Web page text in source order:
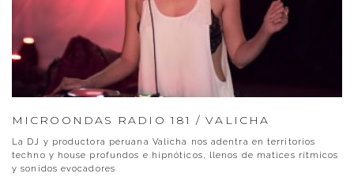
MICROONDAS RADIO 181 / VALICHA
La DJ y productora peruana Valicha nos adentra en territorios
techno y house profundos e hipnóticos, llenos de matices rítmicos
y sonidos evocadores